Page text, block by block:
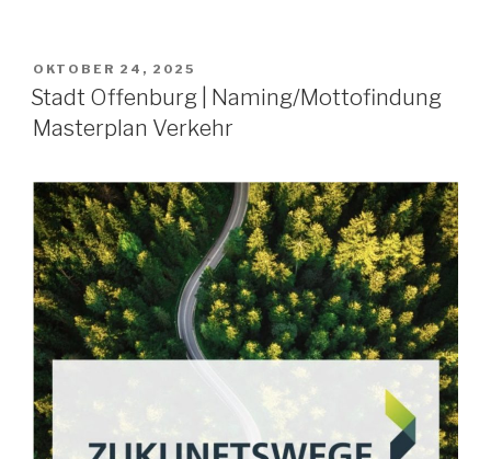
VERÖFFENTLICHT
AM
OKTOBER 24, 2025
Stadt Offenburg | Naming/Mottofindung
Masterplan Verkehr